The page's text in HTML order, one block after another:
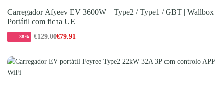
Carregador Afyeev EV 3600W – Type2 / Type1 / GBT | Wallbox
Portátil com ficha UE
-38% €129.00€79.91